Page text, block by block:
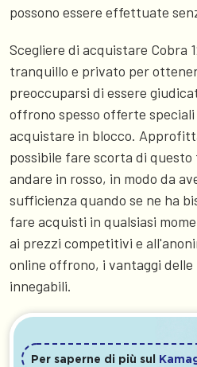
possono essere effettuate
Scegliere di acquistare Cobra
tranquillo e privato per
preoccuparsi di essere
offrono spesso offerte
acquistare in blocco.
possibile fare scorta di
andare in rosso, in modo da
sufficienza quando se ne ha
fare acquisti in qualsiasi
ai prezzi competitivi e
online offrono, i vantaggi
innegabili.
Per saperne di più sul